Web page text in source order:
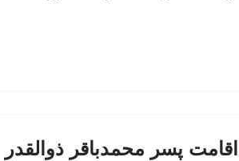
اقامت پسر محمدباقر ذوالقدر